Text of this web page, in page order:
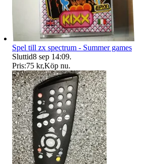
Spel till zx spectrum - Summer games
Sluttid8 sep 14:09.
Pris:75 kr,Köp nu.